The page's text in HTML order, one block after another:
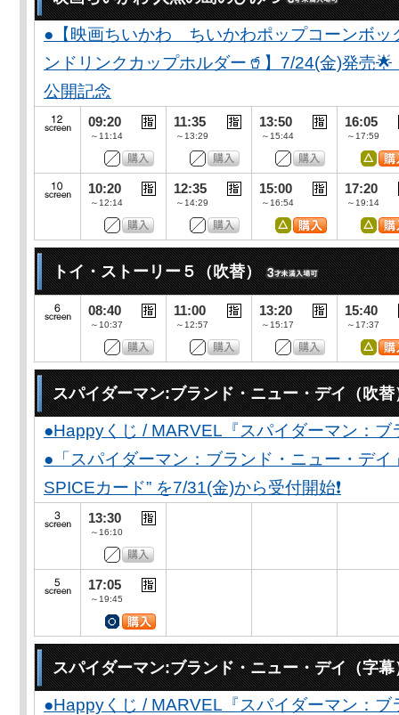
●【映画ちいかわ ちいかわポップコーンボ
ンドリンクカップホルダー🥤】7/24(金)発売
公開記念
09:20
～11:14
11:35
～13:29
13:50
～15:44
16:05
～17:59
10:20
～12:14
12:35
～14:29
15:00
～16:54
17:20
～19:14
トイ・ストーリー５（吹替）
08:40
～10:37
11:00
～12:57
13:20
～15:17
15:40
～17:37
スパイダーマン:ブランド・ニュー・デイ（吹替
●Happyくじ / MARVEL『スパイダーマン：
●「スパイダーマン：ブランド・ニュー・デ
SPICEカード” を7/31(金)から受付開始❗️
13:30
～16:10
17:05
～19:45
スパイダーマン:ブランド・ニュー・デイ（字幕
●Happyくじ / MARVEL『スパイダーマン：